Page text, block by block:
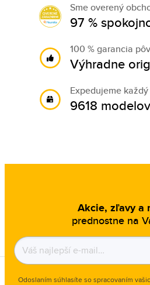
Sme overený
97 %
100 % garancia
Výhradne
Expedujeme
9618
Akcie, zľavy a
prednostne na
Odoslaním súhlasíte so spracovaním